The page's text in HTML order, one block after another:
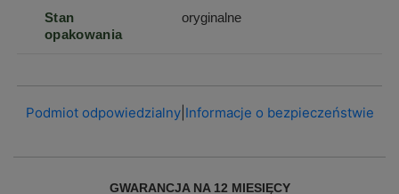
Stan
opakowania
oryginalne
Podmiot odpowiedzialny| Informacje o bezpieczeństwie
GWARANCJA NA 12 MIESIĘCY